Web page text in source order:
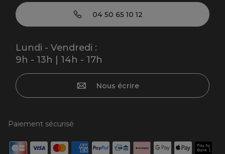
04 50 65 10 12
Lundi - Vendredi :
9h - 13h | 14h - 17h
Nous écrire
Paiement sécurisé